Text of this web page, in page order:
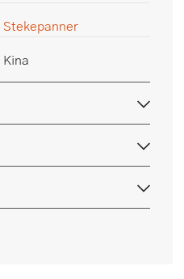
Stekepanner
Kina